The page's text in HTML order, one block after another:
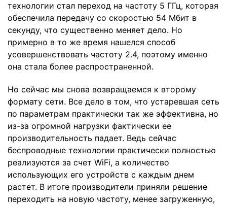
технологии стал переход на частоту 5 ГГц, которая
обеспечила передачу со скоростью 54 Мбит в
секунду, что существенно меняет дело. Но
примерно в то же время нашелся способ
усовершенствовать частоту 2.4, поэтому именно
она стала более распространенной.
Но сейчас мы снова возвращаемся к второму
формату сети. Все дело в том, что устаревшая сеть
по параметрам практически так же эффективна, но
из-за огромной нагрузки фактически ее
производительность падает. Ведь сейчас
беспроводные технологии практически полностью
реализуются за счет WiFi, а количество
использующих его устройств с каждым днем
растет. В итоге производители приняли решение
переходить на новую частоту, менее загруженную,